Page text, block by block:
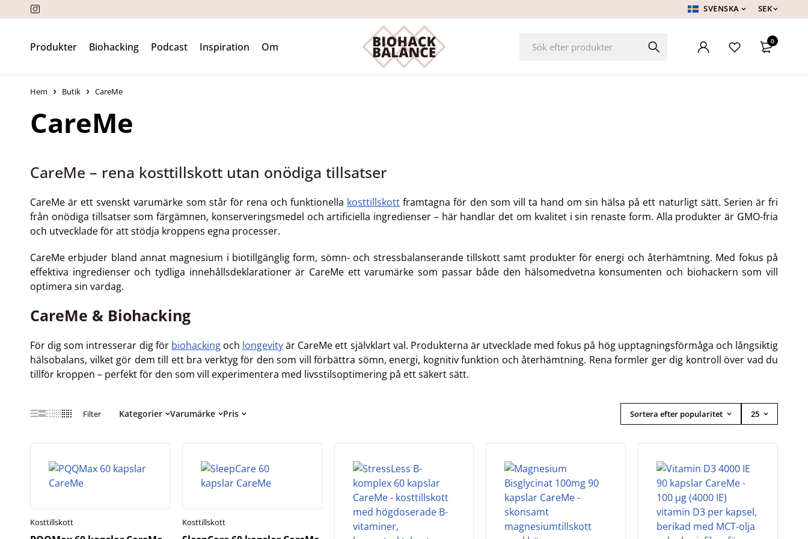
SVENSKA SEK
Produkter Biohacking Podcast Inspiration Om 0
Hem Butik CareMe
CareMe
CareMe – rena kosttillskott utan onödiga tillsatser
CareMe är ett svenskt varumärke som står för rena och funktionella kosttillskott framtagna för den som vill ta hand om sin hälsa på ett naturligt sätt. Serien är fri
från onödiga tillsatser som färgämnen, konserveringsmedel och artificiella ingredienser – här handlar det om kvalitet i sin renaste form. Alla produkter är GMO-fria
och utvecklade för att stödja kroppens egna processer.
CareMe erbjuder bland annat magnesium i biotillgänglig form, sömn- och stressbalanserande tillskott samt produkter för energi och återhämtning. Med fokus på
effektiva ingredienser och tydliga innehållsdeklarationer är CareMe ett varumärke som passar både den hälsomedvetna konsumenten och biohackern som vill
optimera sin vardag.
CareMe & Biohacking
För dig som intresserar dig för biohackingoch longevityär CareMe ett självklart val. Produkterna är utvecklade med fokus på hög upptagningsförmåga och långsiktig
hälsobalans, vilket gör dem till ett bra verktyg för den som vill förbättra sömn, energi, kognitiv funktion och återhämtning. Rena formler ger dig kontroll över vad du
tillför kroppen – perfekt för den som vill experimentera med livsstilsoptimering på ett säkert sätt.
Sortera efter popularitet 25
Filter Kategorier Varumärke Pris
Kosttillskott Kosttillskott